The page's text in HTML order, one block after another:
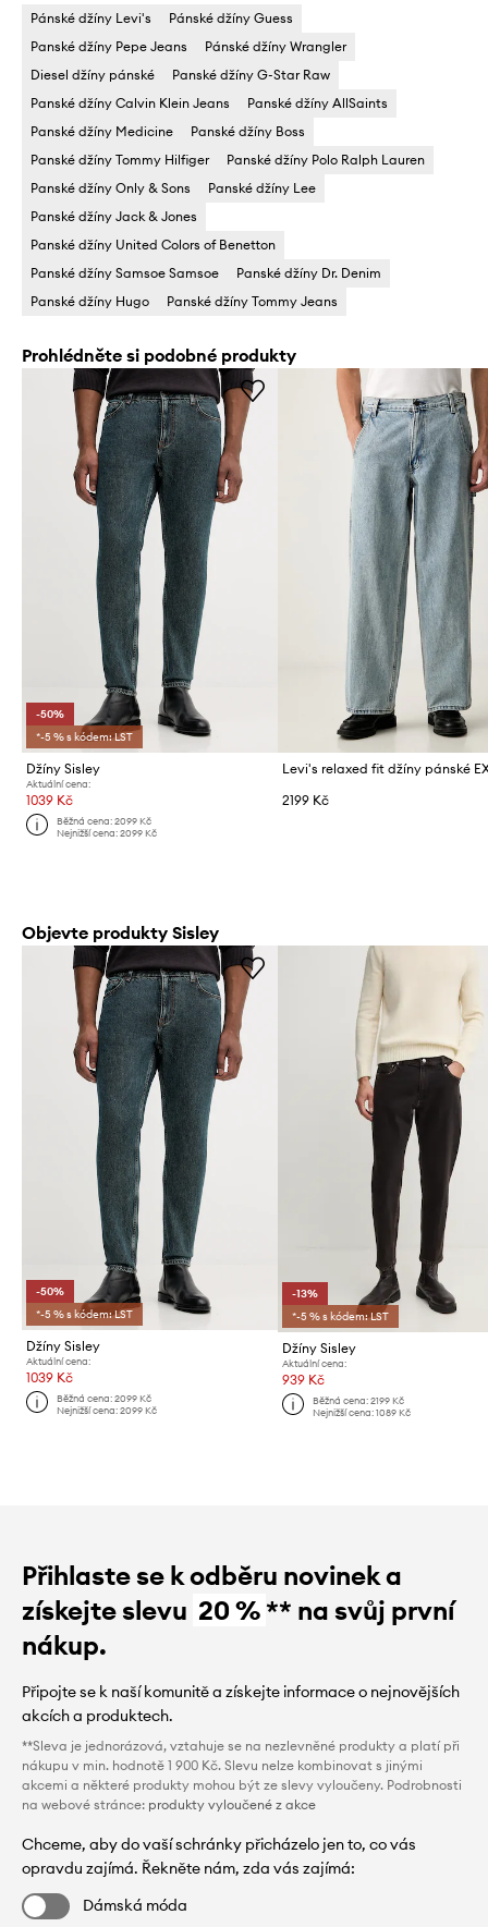
Pánské džíny Levi's
Pánské džíny Guess
Panské džíny Pepe Jeans
Pánské džíny Wrangler
Diesel džíny pánské
Panské džíny G-Star Raw
Panské džíny Calvin Klein Jeans
Panské džíny AllSaints
Panské džíny Medicine
Panské džíny Boss
Panské džíny Tommy Hilfiger
Panské džíny Polo Ralph Lauren
Panské džíny Only & Sons
Panské džíny Lee
Panské džíny Jack & Jones
Panské džíny United Colors of Benetton
Panské džíny Samsoe Samsoe
Panské džíny Dr. Denim
Panské džíny Hugo
Panské džíny Tommy Jeans
Prohlédněte si podobné produkty
-50%
*-5 % s kódem: LST
Džíny Sisley
Aktuální cena:
1039 Kč
Běžná cena:2099 Kč
Nejnižší cena:2099 Kč
2199 Kč
Objevte produkty Sisley
-50%
*-5 % s kódem: LST
Džíny Sisley
Aktuální cena:
1039 Kč
Běžná cena:2099 Kč
Nejnižší cena:2099 Kč
-13%
*-5 % s kódem: LST
Džíny Sisley
Aktuální cena:
939 Kč
Běžná cena: 2199 Kč
Nejnižší cena: 1089 Kč
Přihlaste se k odběru novinek a
získejte slevu 20 %** na svůj první
nákup.
Připojte se k naší komunitě a získejte informace o nejnovějších
akcích a produktech.
**Sleva je jednorázová, vztahuje se na nezlevněné produkty a platí při
nákupu v min. hodnotě 1 900 Kč. Slevu nelze kombinovat s jinými
akcemi a některé produkty mohou být ze slevy vyloučeny. Podrobnosti
na webové stránce: produkty vyloučené z akce
Chceme, aby do vaší schránky přicházelo jen to, co vás
opravdu zajímá. Řekněte nám, zda vás zajímá:
Dámská móda